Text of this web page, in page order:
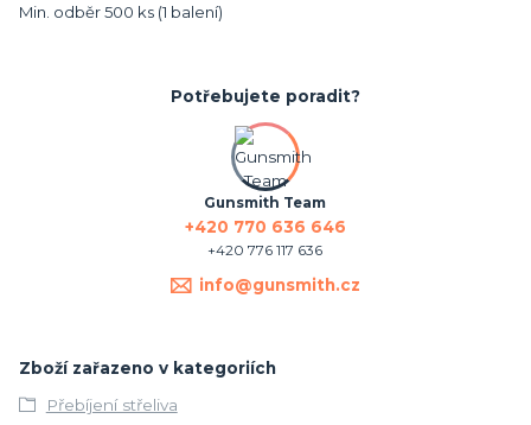
Min. odběr 500 ks (1 balení)
Potřebujete poradit?
Gunsmith Team
+420 770 636 646
+420 776 117 636
info@gunsmith.cz
Zboží zařazeno v kategoriích
Přebíjení střeliva